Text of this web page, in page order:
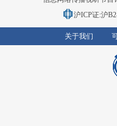
沪ICP证:沪
关于我们